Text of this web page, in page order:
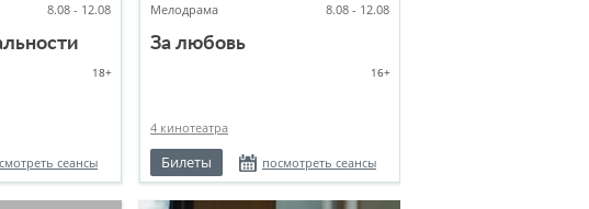
8.08 - 12.08
18+
сеансы
Мелодрама 8.08 - 12.08
За любовь
16+
4 кинотеатра
Билеты посмотреть сеансы